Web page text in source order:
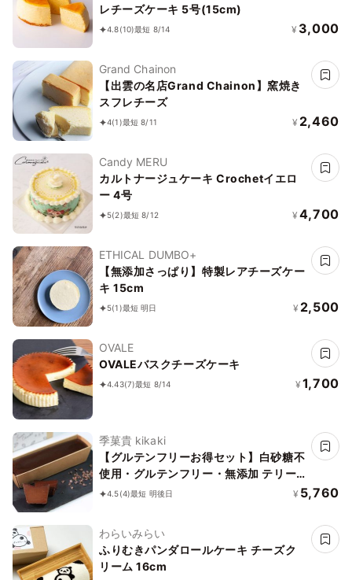
レチーズケーキ 5号(15cm)
4.8(10)最短 8/14 ¥ 3,000
Grand Chainon
【出雲の名店Grand Chainon】窯焼き
スフレチーズ
4(1)最短 8/11 ¥ 2,460
Candy MERU
カルトナージュケーキ Crochetイエロ
ー 4号
5(2)最短 8/12 ¥ 4,700
ETHICAL DUMBO+
【無添加さっぱり】特製レアチーズケー
キ 15cm
5(1)最短 明日 ¥ 2,500
OVALE
OVALEバスクチーズケーキ
4.43(7)最短 8/14 ¥ 1,700
季菓貴 kikaki
【グルテンフリーお得セット】白砂糖不
使用・グルテンフリー・無添加 テリー
ヌショコラとバスクチーズケーキ 米粉
4.5(4)最短 明後日 ¥ 5,760
わらいみらい
ふりむきパンダロールケーキ チーズク
リーム 16cm